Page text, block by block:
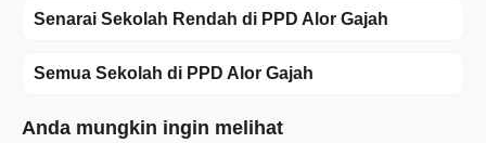
Senarai Sekolah Rendah di PPD Alor Gajah
Semua Sekolah di PPD Alor Gajah
Anda mungkin ingin melihat